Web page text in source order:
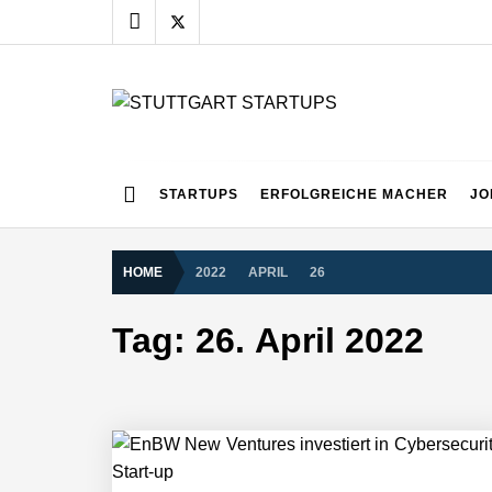
to
STARTUPS ERFOLGREICHE MACHER
HOME 2022 APRIL 26
Tag: 26. April 2022
NEURA Robotics gibt
NEURA Robotics und Amazon
NEURA Robotics feiert Bundesliga-
Simulationsdienstleistung in